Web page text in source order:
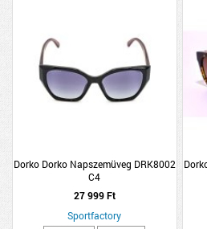
Dorko Dorko Napszemüveg DRK8002
C4
27 999 Ft
Sportfactory